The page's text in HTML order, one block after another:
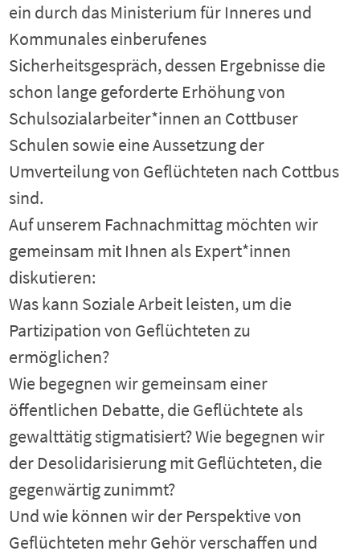
ein durch das Ministerium für Inneres und
Kommunales einberufenes
Sicherheitsgespräch, dessen Ergebnisse die
schon lange geforderte Erhöhung von
Schulsozialarbeiter*innen an Cottbuser
Schulen sowie eine Aussetzung der
Umverteilung von Geflüchteten nach Cottbus
sind.
Auf unserem Fachnachmittag möchten wir
gemeinsam mit Ihnen als Expert*innen
diskutieren:
Was kann Soziale Arbeit leisten, um die
Partizipation von Geflüchteten zu
ermöglichen?
Wie begegnen wir gemeinsam einer
öffentlichen Debatte, die Geflüchtete als
gewalttätig stigmatisiert? Wie begegnen wir
der Desolidarisierung mit Geflüchteten, die
gegenwärtig zunimmt?
Und wie können wir der Perspektive von
Geflüchteten mehr Gehör verschaffen und